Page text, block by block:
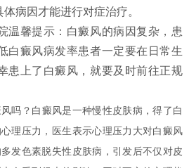
病因才能进行对症治疗。
馨提示：白癜风的病因复杂，患
白癜风病发率患者一定要在日常生
患上了白癜风，就要及时前往正规
吗？ 白癜风是一种慢性皮肤病，得了白
理压力，医生表示心理压力大对白癜风
发色素脱失性皮肤病，引发后不仅对皮